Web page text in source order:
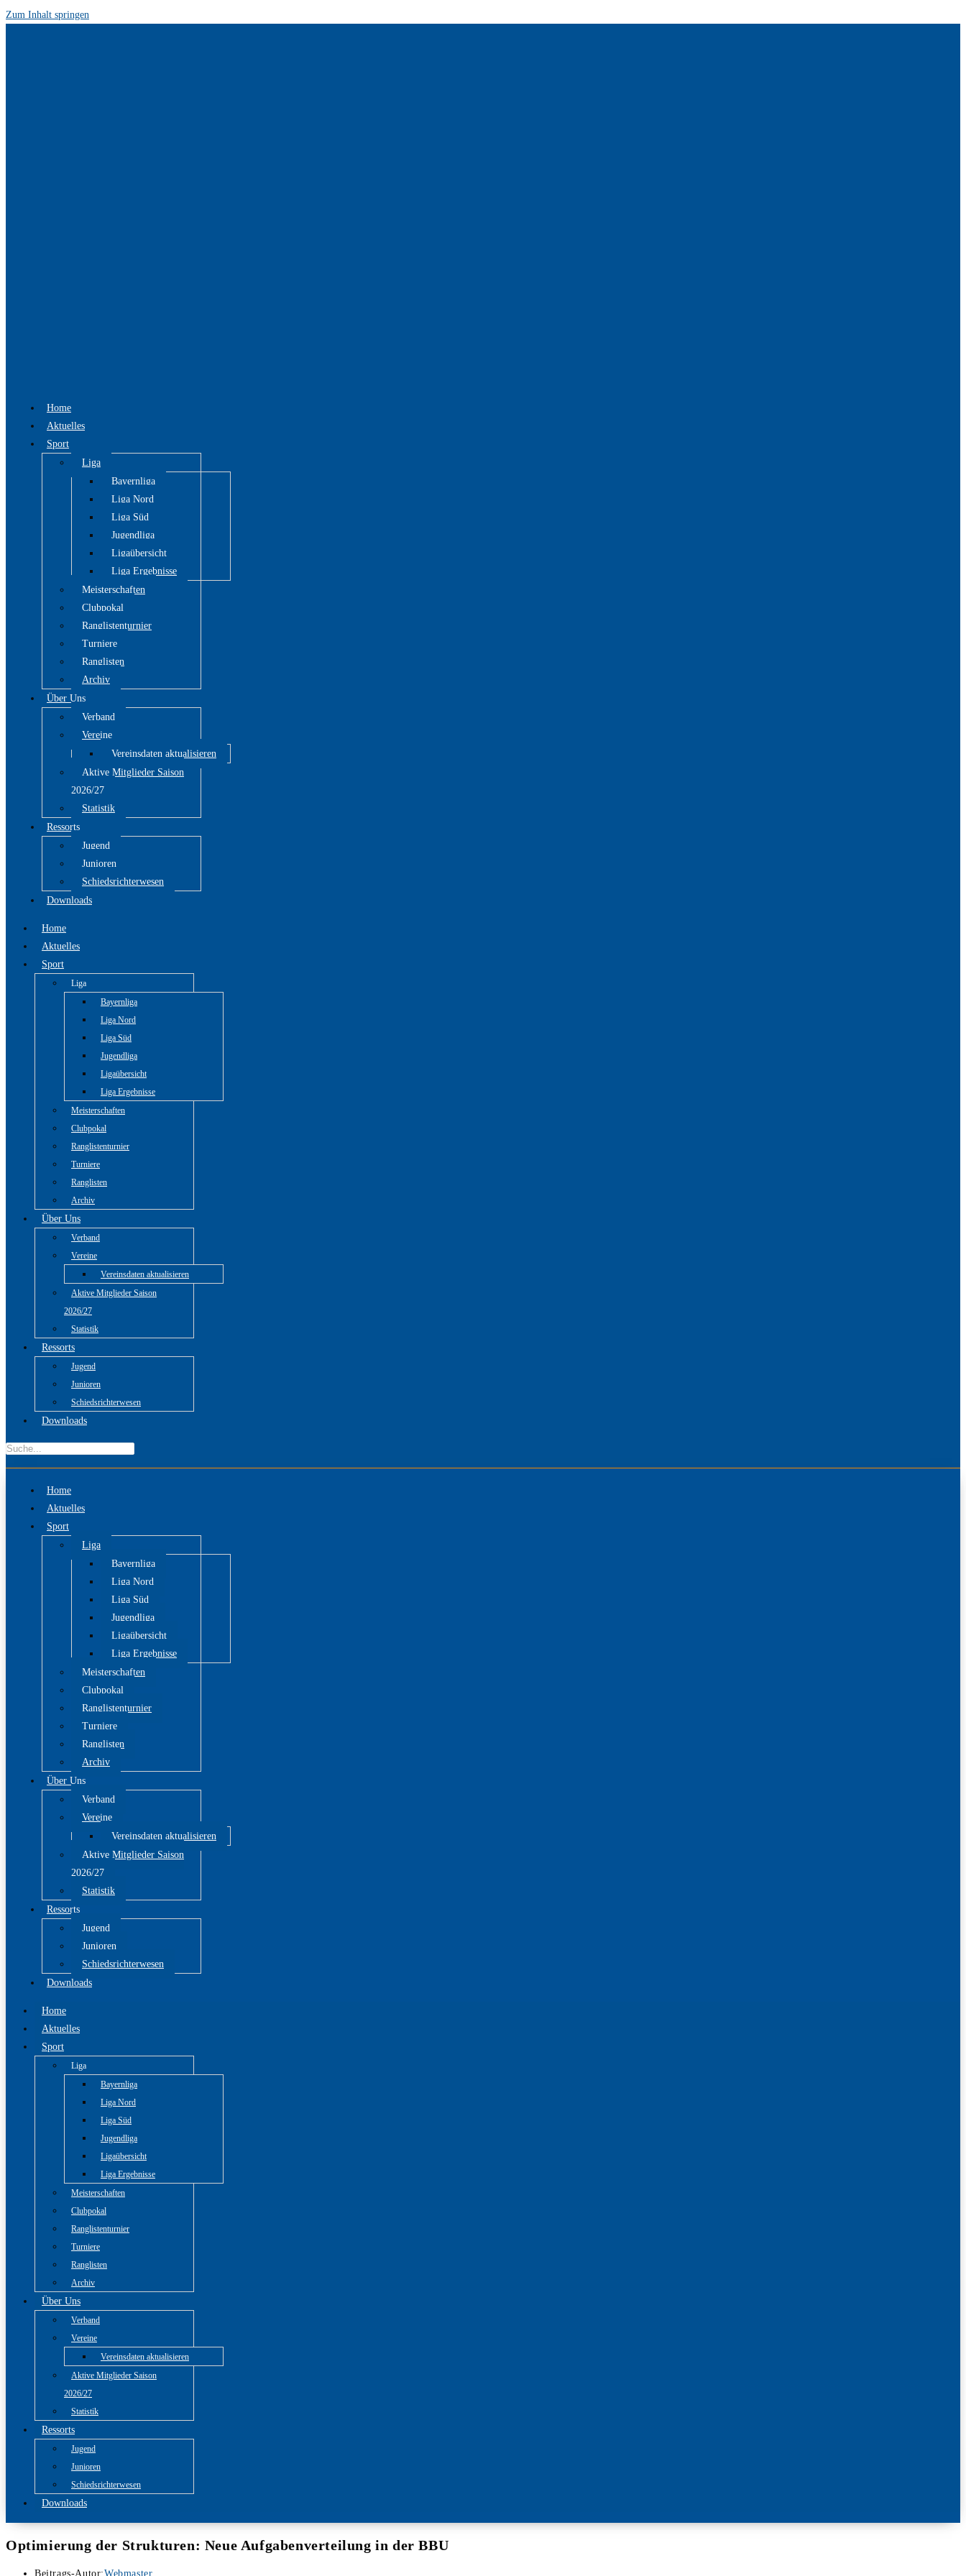
Zum Inhalt springen
Home
Aktuelles
Sport
Liga
Bayernliga
Liga Nord
Liga Süd
Jugendliga
Ligaübersicht
Liga Ergebnisse
Meisterschaften
Clubpokal
Ranglistenturnier
Turniere
Ranglisten
Archiv
Über Uns
Verband
Vereine
Vereinsdaten aktualisieren
Aktive Mitglieder Saison
2026/27
Statistik
Ressorts
Jugend
Junioren
Schiedsrichterwesen
Downloads
Home
Aktuelles
Sport
Liga
Bayernliga
Liga Nord
Liga Süd
Jugendliga
Ligaübersicht
Liga Ergebnisse
Meisterschaften
Clubpokal
Ranglistenturnier
Turniere
Ranglisten
Archiv
Über Uns
Verband
Vereine
Vereinsdaten aktualisieren
Aktive Mitglieder Saison
2026/27
Statistik
Ressorts
Jugend
Junioren
Schiedsrichterwesen
Downloads
Home
Aktuelles
Sport
Liga
Bayernliga
Liga Nord
Liga Süd
Jugendliga
Ligaübersicht
Liga Ergebnisse
Meisterschaften
Clubpokal
Ranglistenturnier
Turniere
Ranglisten
Archiv
Über Uns
Verband
Vereine
Vereinsdaten aktualisieren
Aktive Mitglieder Saison
2026/27
Statistik
Ressorts
Jugend
Junioren
Schiedsrichterwesen
Downloads
Home
Aktuelles
Sport
Liga
Bayernliga
Liga Nord
Liga Süd
Jugendliga
Ligaübersicht
Liga Ergebnisse
Meisterschaften
Clubpokal
Ranglistenturnier
Turniere
Ranglisten
Archiv
Über Uns
Verband
Vereine
Vereinsdaten aktualisieren
Aktive Mitglieder Saison
2026/27
Statistik
Ressorts
Jugend
Junioren
Schiedsrichterwesen
Downloads
Optimierung der Strukturen: Neue Aufgabenverteilung in der BBU
Beitrags-Autor:Webmaster